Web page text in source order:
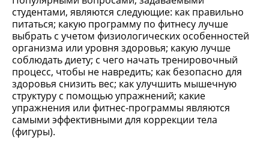
студентами, являются следующие: как правильно
питаться; какую программу по фитнесу лучше
выбрать с учетом физиологических особенностей
организма или уровня здоровья; какую лучше
соблюдать диету; с чего начать тренировочный
процесс, чтобы не навредить; как безопасно для
здоровья снизить вес; как улучшить мышечную
структуру с помощью упражнений; какие
упражнения или фитнес-программы являются
самыми эффективными для коррекции тела
(фигуры).